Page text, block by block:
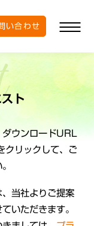
い合わせ
ト
ウンロードURL
クリックして、ご
当社よりご提案
いただきます。